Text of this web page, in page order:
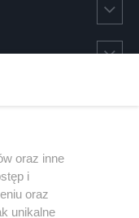
oraz inne
i
oraz
unikalne